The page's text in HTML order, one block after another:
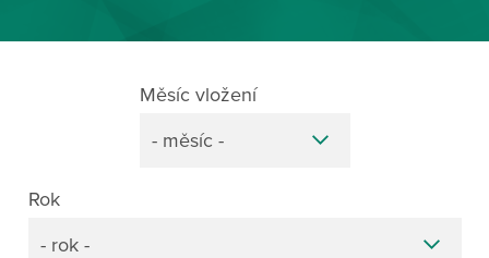
Rok
- rok -
Měsíc vložení
- měsíc -